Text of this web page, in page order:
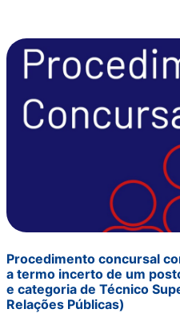
Procedimento concursal
a termo incerto de um
e categoria de Técnico
Relações Públicas)